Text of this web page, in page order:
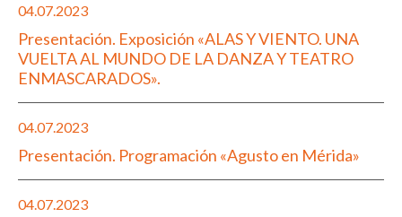
04.07.2023
Presentación. Exposición «ALAS Y VIENTO. UNA
VUELTA AL MUNDO DE LA DANZA Y TEATRO
ENMASCARADOS».
04.07.2023
Presentación. Programación «Agusto en Mérida»
04.07.2023